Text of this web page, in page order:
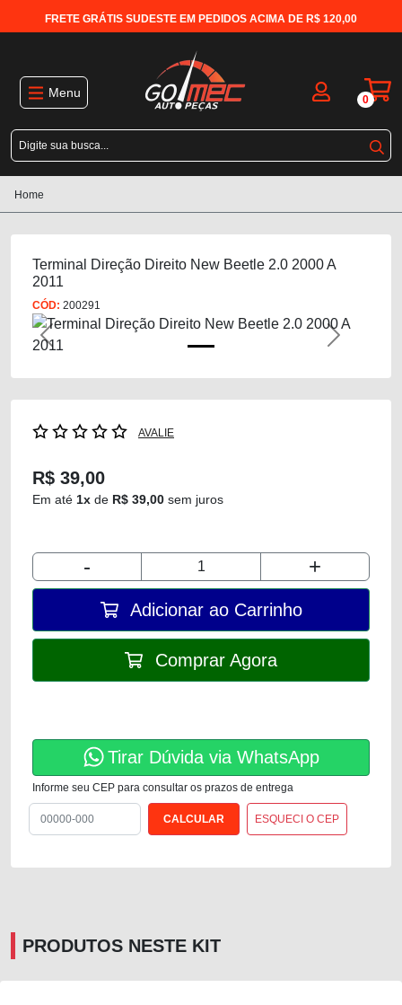
FRETE GRÁTIS SUDESTE EM PEDIDOS ACIMA DE R$ 120,00
Menu 0
Home
Terminal Direção Direito New Beetle 2.0 2000 A
2011
CÓD: 200291
Previous Next
AVALIE
R$ 39,00
Em até 1x de R$ 39,00 sem juros
- +
Adicionar ao Carrinho
Comprar Agora
Tirar Dúvida via WhatsApp
Informe seu CEP para consultar os prazos de entrega
ESQUECI O CEP
PRODUTOS NESTE KIT